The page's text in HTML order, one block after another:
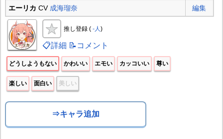
エーリカ CV 成海瑠奈 編集
推し登録 ( -人)
📋詳細 📝コメント
どうしようもない かわいい エモい カッコいい 尊い
楽しい 面白い 美しい
⇒キャラ追加